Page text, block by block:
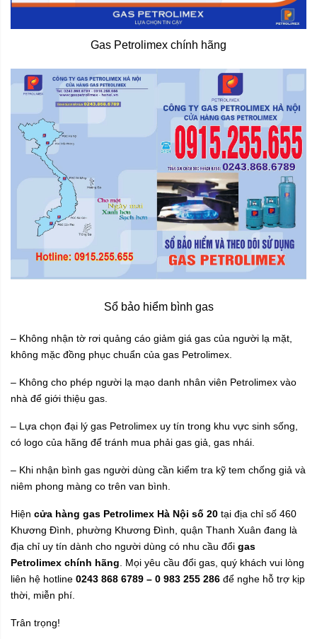
Gas Petrolimex chính hãng
Sổ bảo hiểm bình gas
– Không nhận tờ rơi quảng cáo giảm giá gas của người lạ mặt,
không mặc đồng phục chuẩn của gas Petrolimex.
– Không cho phép người lạ mạo danh nhân viên Petrolimex vào
nhà để giới thiệu gas.
– Lựa chọn đại lý gas Petrolimex uy tín trong khu vực sinh sống,
có logo của hãng để tránh mua phải gas giả, gas nhái.
– Khi nhận bình gas người dùng cần kiểm tra kỹ tem chống giả và
niêm phong màng co trên van bình.
Hiện cửa hàng gas Petrolimex Hà Nội số 20 tại địa chỉ số 460
Khương Đình, phường Khương Đình, quận Thanh Xuân đang là
địa chỉ uy tín dành cho người dùng có nhu cầu đổi gas
Petrolimex chính hãng . Mọi yêu cầu đổi gas, quý khách vui lòng
liên hệ hotline 0243 868 6789 – 0 983 255 286 để nghe hỗ trợ kịp
thời, miễn phí.
Trân trọng!